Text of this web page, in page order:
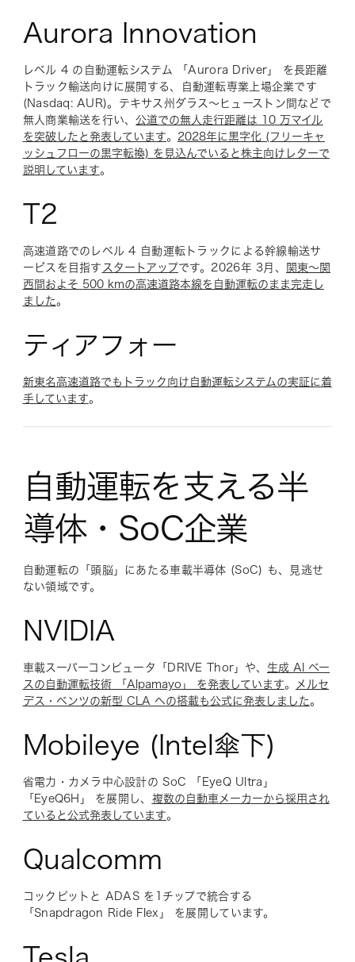
Aurora Innovation
レベル 4 の自動運転システム 「Aurora Driver」 を長距離
トラック輸送向けに展開する、自動運転専業上場企業です
(Nasdaq: AUR)。テキサス州ダラス〜ヒューストン間などで
無人商業輸送を行い、公道での無人走行距離は 10 万マイル
を突破したと発表しています。 2028年に黒字化 (フリーキャ
ッシュフローの黒字転換) を見込んでいると株主向けレターで
説明しています。
T2
高速道路でのレベル 4 自動運転トラックによる幹線輸送サ
ービスを目指す スタートアップです。2026年 3月、
関東〜関
西間およそ 500 kmの高速道路本線を自動運転のまま完走し
ました。
ティアフォー
新東名高速道路でもトラック向け自動運転システムの実証に着
手しています。
自動運転を支える半
導体・SoC企業
自動運転の「頭脳」にあたる車載半導体 (SoC) も、見逃せ
ない領域です。
NVIDIA
車載スーパーコンピュータ「DRIVE Thor」や、 生成 AI ベー
スの自動運転技術 「Alpamayo」 を発表しています。
メルセ
デス・ベンツの新型 CLA への搭載も公式に発表しました。
Mobileye (Intel傘下)
省電力・カメラ中心設計の SoC 「EyeQ Ultra」
「EyeQ6H」 を展開し、 複数の自動車メーカーから採用され
ていると公式発表しています。
Qualcomm
コックピットと ADAS を1チップで統合する
「Snapdragon Ride Flex」 を展開しています。